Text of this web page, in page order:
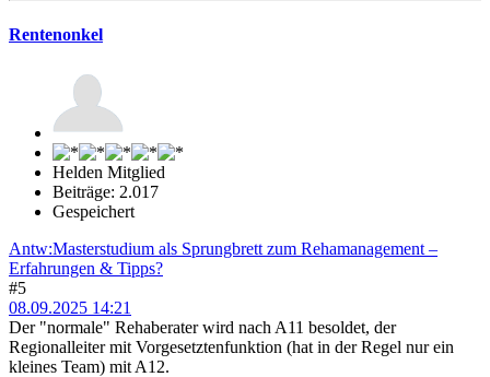
Rentenonkel
Helden Mitglied
Beiträge: 2.017
Gespeichert
Antw:Masterstudium als Sprungbrett zum Rehamanagement –
Erfahrungen & Tipps?
#5
08.09.2025 14:21
Der "normale" Rehaberater wird nach A11 besoldet, der
Regionalleiter mit Vorgesetztenfunktion (hat in der Regel nur ein
kleines Team) mit A12.